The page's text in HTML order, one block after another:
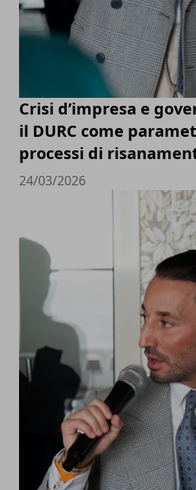
Crisi d’impresa e
il DURC come
processi di
24/03/2026